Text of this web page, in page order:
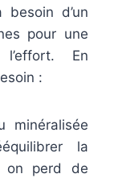
besoin d’un
pour une
En
:
minéralisée
la
on perd de